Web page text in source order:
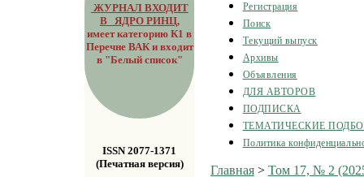
ЖУРНАЛ ВХОДИТ
В ЯДРО РИНЦ,
имеет категорию К1 в
Перечне ВАК и входит
в "Белый список"
ISSN 2077-1371
(Печатная версия)
Регистрация
Поиск
Текущий выпуск
Архивы
Объявления
ДЛЯ АВТОРОВ
ПОДПИСКА
ТЕМАТИЧЕСКИЕ
Политика
Главная> Том 17, № 2